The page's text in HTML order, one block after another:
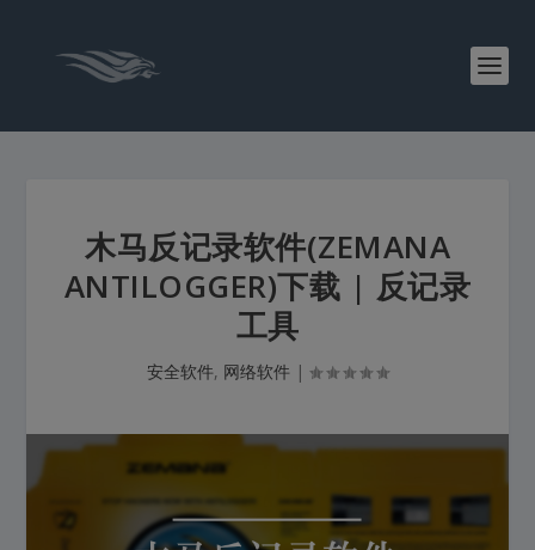
木马反记录软件(ZEMANA
ANTILOGGER)下载 | 反记录
工具
安全软件, 网络软件 |